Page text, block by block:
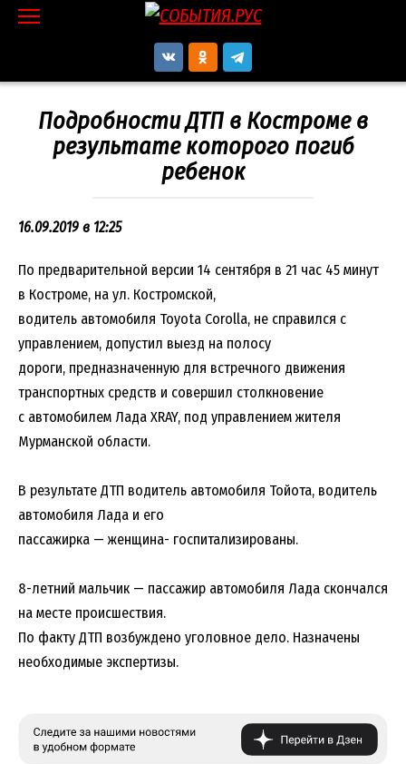
Перейти
Подробности ДТП в Костроме в
результате которого погиб
ребенок
16.09.2019 в 12:25
По предварительной версии 14 сентября в 21 час 45 минут
в Костроме, на ул. Костромской,
водитель автомобиля Тоyota Corolla, не справился с
управлением, допустил выезд на полосу
дороги, предназначенную для встречного движения
транспортных средств и совершил столкновение
с автомобилем Лада XRAY, под управлением жителя
Мурманской области.
В результате ДТП водитель автомобиля Тойота, водитель
автомобиля Лада и его
пассажирка — женщина- госпитализированы.
8-летний мальчик — пассажир автомобиля Лада скончался
на месте происшествия.
По факту ДТП возбуждено уголовное дело. Назначены
необходимые экспертизы.